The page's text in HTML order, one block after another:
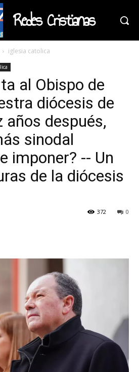
Redes Cristianas
iglesia catolica
al Obispo de
diócesis de
años después,
sinodal
imponer? -- Un
de la diócesis
0
372